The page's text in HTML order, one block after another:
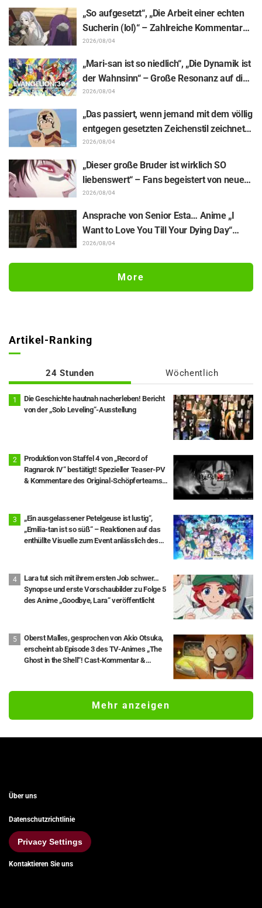
von „Shigoto Neko“ sorgt für zahlreiche
„Passt!“-Reaktionen
„So aufgesetzt“, „Die Arbeit einer echten
Sucherin (lol)“ – Zahlreiche Kommentare
zu einer Frieren-Plüschfigur, die in einer
Ausstellungs-Mimik steckt: „Frieren –
Nach dem Ende der Reise“
2026/08/04
„Mari-san ist so niedlich“, „Die Dynamik ist
der Wahnsinn“ – Große Resonanz auf die
Enthüllung von Hidenori Matsubaras
wunderschöner Zeichnung der drei
Figuren aus „Neon Genesis Evangelion“ im
Plugsuit
2026/08/04
„Das passiert, wenn jemand mit dem völlig
entgegen gesetzten Zeichenstil zeichnet“
– Fans begeistert von der Unterstützungs-
Illustration des „Yowamushi Pedal“-
Schöpfers für „Jaadugar: A Witch in
2026/08/04
„Dieser große Bruder ist wirklich SO
liebenswert“ – Fans begeistert von neuen
Illustrationen zur „JUJUTSU KAISEN“-
Ausstellung, auf denen Choso Yūji Itadori
auf die Pelle rückt
2026/08/04
Ansprache von Senior Esta… Anime „I
Want to Love You Till Your Dying Day“
Enthüllung von Synopsis für Episode 5,
Episodenposter
2026/08/04
More
Artikel-Ranking
24 Stunden Wöchentlich
Die Geschichte hautnah nacherleben! Bericht
von der „Solo Leveling“-Ausstellung
Produktion von Staffel 4 von „Record of
Ragnarok IV“ bestätigt! Spezieller Teaser-PV
& Kommentare des Original-Schöpferteams
„Ein ausgelassener Petelgeuse ist lustig“,
„Emilia-tan ist so süß“ – Reaktionen auf das
enthüllte Visuelle zum Event anlässlich des
Lara tut sich mit ihrem ersten Job schwer…
Synopse und erste Vorschaubilder zu Folge 5
des Anime „Goodbye, Lara“ veröffentlicht
Oberst Malles, gesprochen von Akio Otsuka,
erscheint ab Episode 3 des TV-Animes „The
Ghost in the Shell“! Cast-Kommentar &
Mehr anzeigen
Über uns
Datenschutzrichtlinie
Privacy Settings
Kontaktieren Sie uns